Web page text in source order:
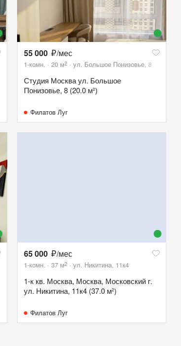
55 000 /мес
1-комн. 20 м2 ул. Большое Понизовье, 8
Студия Москва ул. Большое
Понизовье, 8 (20.0 м²)
Филатов Луг
65 000 /мес
1-комн. 37 м2 ул. Никитина, 11к4
1-к кв. Москва, Москва, Московский г.
ул. Никитина, 11к4 (37.0 м²)
Филатов Луг